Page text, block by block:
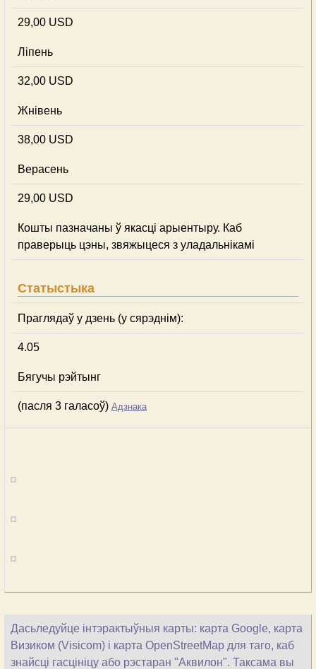
29,00 USD
Ліпень
32,00 USD
Жнівень
38,00 USD
Верасень
29,00 USD
Кошты пазначаны ў якасці арыентыру. Каб
праверыць цэны, звяжыцеся з уладальнікамі
Статыстыка
Праглядаў у дзень (у сярэднім):
4.05
Бягучы рэйтынг
(пасля 3 галасоў) Адзнака
Дасьледуйце інтэрактыўныя карты: карта Google, карта
Визиком (Visicom) і карта OpenStreetMap для таго, каб
знайсці гасцініцу або рэстаран "Аквилон". Таксама вы